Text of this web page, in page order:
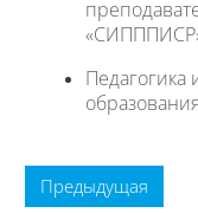
Педагогика
Предыдущая